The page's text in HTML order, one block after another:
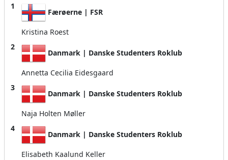
1
Færøerne | FSR
Kristina Roest
2
Danmark | Danske Studenters Roklub
Annetta Cecilia Eidesgaard
3
Danmark | Danske Studenters Roklub
Naja Holten Møller
4
Danmark | Danske Studenters Roklub
Elisabeth Kaalund Keller